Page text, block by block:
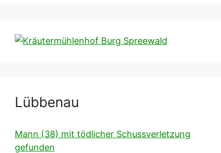
Lübbenau
Mann (38) mit tödlicher Schussverletzung
gefunden